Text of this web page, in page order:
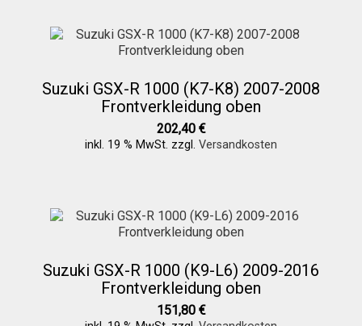
Suzuki GSX-R 1000 (K7-K8) 2007-2008
Frontverkleidung oben
202,40 €
inkl. 19 % MwSt. zzgl. Versandkosten
Suzuki GSX-R 1000 (K9-L6) 2009-2016
Frontverkleidung oben
151,80 €